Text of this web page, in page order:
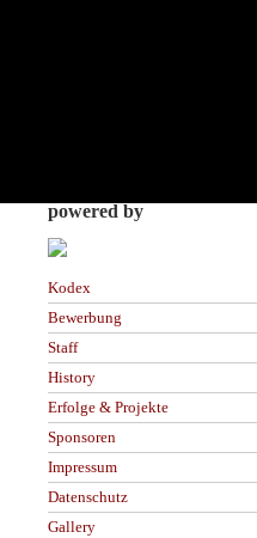
powered by
Kodex
Bewerbung
Staff
History
Erfolge & Projekte
Sponsoren
Impressum
Datenschutz
Gallery